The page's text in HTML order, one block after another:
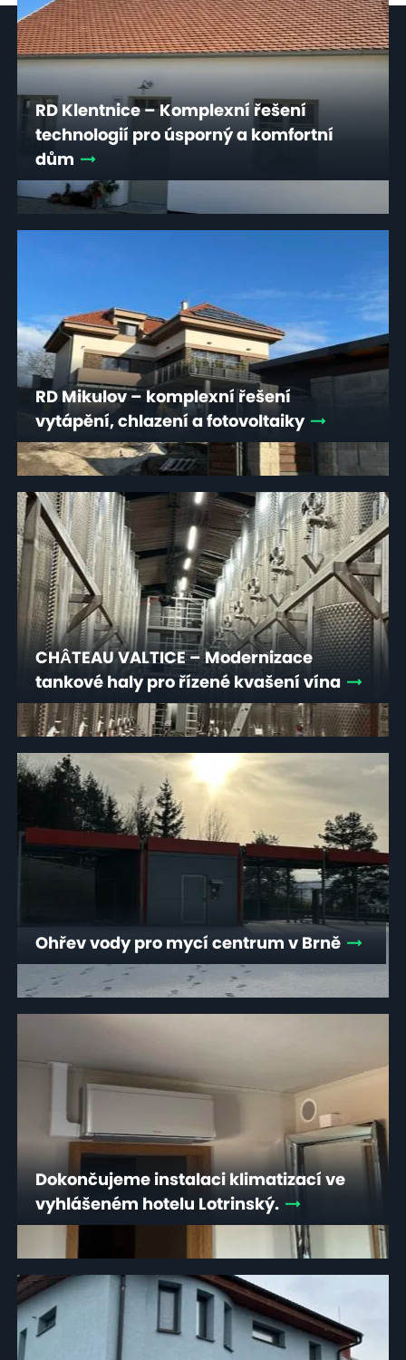
RD Klentnice – Komplexní řešení
technologií pro úsporný a komfortní
dům
RD Mikulov – komplexní řešení
vytápění, chlazení a fotovoltaiky
CHÂTEAU VALTICE – Modernizace
tankové haly pro řízené kvašení vína
Ohřev vody pro mycí centrum v Brně
Dokončujeme instalaci klimatizací ve
vyhlášeném hotelu Lotrinský.